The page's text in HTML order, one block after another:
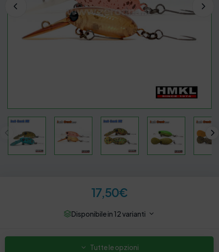
17,50€
Disponibile in 12 varianti
Tutte le opzioni